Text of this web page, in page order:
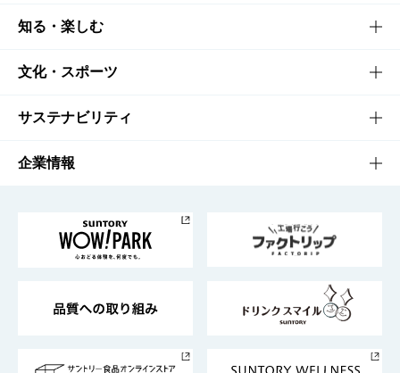
商品TOP
商品一覧
商品発売情報
栄養成分一覧
知る・楽しむ
知る・楽しむTOP
キャンペーン
工場見学
地域情報
文化・スポーツ
文化・スポーツTOP
サントリーホール
サントリーサンバーズ大阪
サステナビリティ
サステナビリティTOP
サントリーが考えるサステナビリティ経営
企業情報
企業概要